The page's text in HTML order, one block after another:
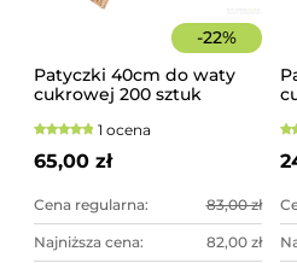
-22%
Patyczki 40cm do waty
cukrowej 200 sztuk
1 ocena
65,00 zł
Cena regularna: 83,00 zł
Najniższa cena: 82,00 zł